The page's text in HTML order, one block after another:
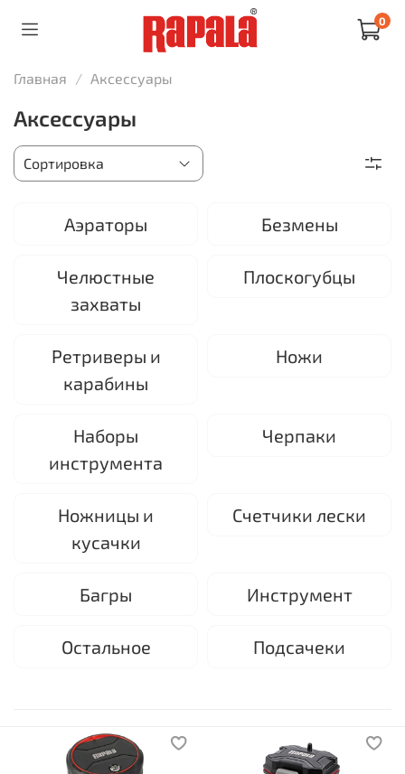
0
Главная Аксессуары
Аксессуары
Аэраторы Безмены
Челюстные
захваты
Плоскогубцы
Ретриверы и
карабины
Ножи
Наборы
инструмента
Черпаки
Ножницы и
кусачки
Счетчики лески
Багры Инструмент
Остальное Подсачеки